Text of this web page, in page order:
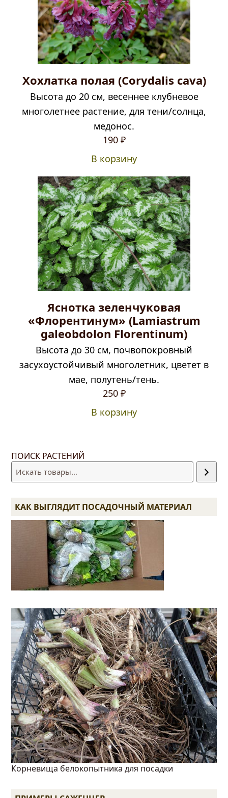
Хохлатка полая (Corydalis cava)
Высота до 20 см, весеннее клубневое
многолетнее растение, для тени/солнца,
медонос.
190 ₽
В корзину
Яснотка зеленчуковая
«Флорентинум» (Lamiastrum
galeobdolon Florentinum)
Высота до 30 см, почвопокровный
засухоустойчивый многолетник, цветет в
мае, полутень/тень.
250 ₽
В корзину
ПОИСК РАСТЕНИЙ
КАК ВЫГЛЯДИТ ПОСАДОЧНЫЙ МАТЕРИАЛ
Корневища белокопытника для посадки